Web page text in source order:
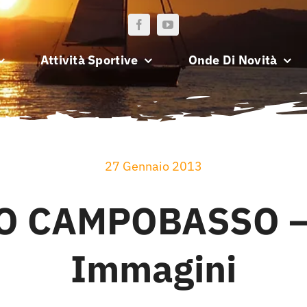
Attività Sportive Onde Di Novità
27 Gennaio 2013
CAMPOBASSO
Immagini